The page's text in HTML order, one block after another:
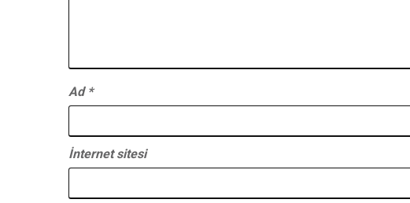
Ad *
İnternet sitesi